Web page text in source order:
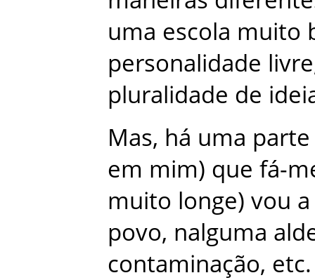
uma escola muito
personalidade livre
pluralidade de
Mas, há uma parte
em mim) que fá-
muito longe) vou a
povo, nalguma
contaminação, etc.